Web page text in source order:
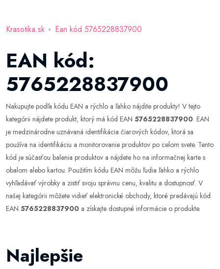
Krasotika.sk Ean kód 5765228837900
EAN kód:
5765228837900
Nakupujte podľa kódu EAN a rýchlo a ľahko nájdite produkty! V tejto
kategórii nájdete produkt, ktorý má kód EAN 5765228837900. EAN
je medzinárodne uznávaná identifikácia čiarových kódov, ktorá sa
používa na identifikáciu a monitorovanie produktov po celom svete. Tento
kód je súčasťou balenia produktov a nájdete ho na informačnej karte s
obalom alebo kartou. Použitím kódu EAN môžu ľudia ľahko a rýchlo
vyhľadávať výrobky a zistiť svoju správnu cenu, kvalitu a dostupnosť. V
našej kategórii môžete vidieť elektronické obchody, ktoré predávajú kód
EAN 5765228837900 a získajte dostupné informácie o produkte.
Najlepšie